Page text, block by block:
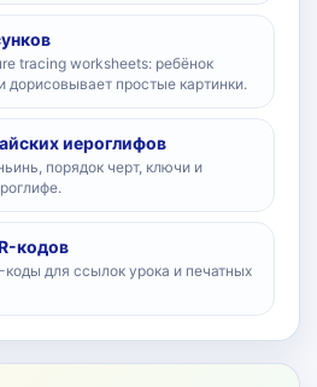
tracing worksheets: ребёнок
дорисовывает простые картинки.
иероглифов
порядок черт, ключи и
кодов
коды для ссылок урока и печатных